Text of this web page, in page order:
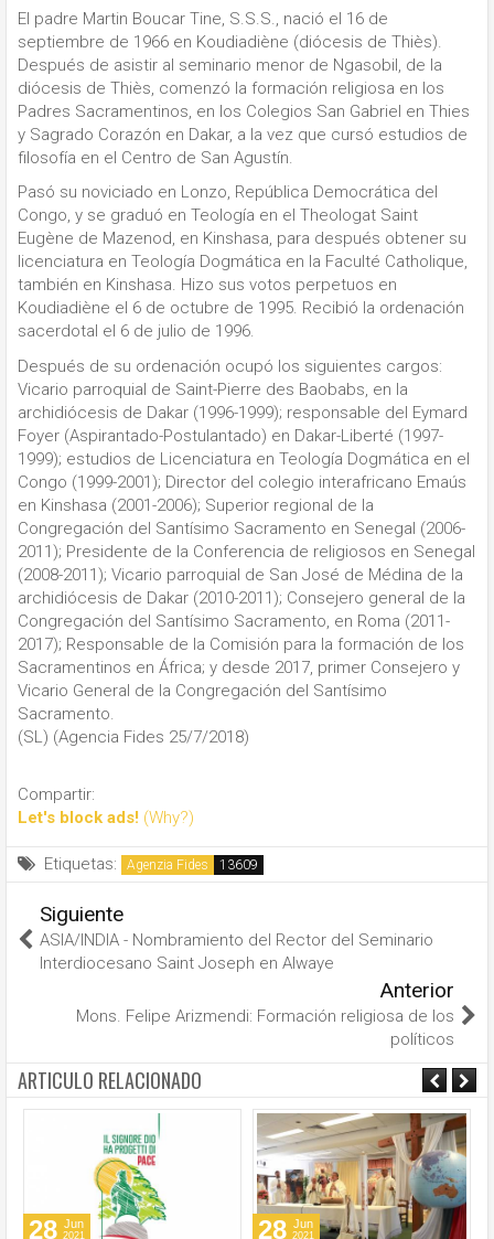
El padre Martin Boucar Tine, S.S.S., nació el 16 de
septiembre de 1966 en Koudiadiène (diócesis de Thiès).
Después de asistir al seminario menor de Ngasobil, de la
diócesis de Thiès, comenzó la formación religiosa en los
Padres Sacramentinos, en los Colegios San Gabriel en Thies
y Sagrado Corazón en Dakar, a la vez que cursó estudios de
filosofía en el Centro de San Agustín.
Pasó su noviciado en Lonzo, República Democrática del
Congo, y se graduó en Teología en el Theologat Saint
Eugène de Mazenod, en Kinshasa, para después obtener su
licenciatura en Teología Dogmática en la Faculté Catholique,
también en Kinshasa. Hizo sus votos perpetuos en
Koudiadiène el 6 de octubre de 1995. Recibió la ordenación
sacerdotal el 6 de julio de 1996.
Después de su ordenación ocupó los siguientes cargos:
Vicario parroquial de Saint-Pierre des Baobabs, en la
archidiócesis de Dakar (1996-1999); responsable del Eymard
Foyer (Aspirantado-Postulantado) en Dakar-Liberté (1997-
1999); estudios de Licenciatura en Teología Dogmática en el
Congo (1999-2001); Director del colegio interafricano Emaús
en Kinshasa (2001-2006); Superior regional de la
Congregación del Santísimo Sacramento en Senegal (2006-
2011); Presidente de la Conferencia de religiosos en Senegal
(2008-2011); Vicario parroquial de San José de Médina de la
archidiócesis de Dakar (2010-2011); Consejero general de la
Congregación del Santísimo Sacramento, en Roma (2011-
2017); Responsable de la Comisión para la formación de los
Sacramentinos en África; y desde 2017, primer Consejero y
Vicario General de la Congregación del Santísimo
Sacramento.
(SL) (Agencia Fides 25/7/2018)
Compartir:
Let's block ads! (Why?)
Etiquetas: Agenzia Fides
Siguiente
ASIA/INDIA - Nombramiento del Rector del Seminario
Interdiocesano Saint Joseph en Alwaye
Anterior
Mons. Felipe Arizmendi: Formación religiosa de los
políticos
ARTICULO RELACIONADO
28 Jun
2021 28 Jun
2021